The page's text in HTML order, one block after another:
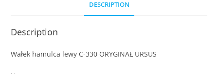
DESCRIPTION
Description
Wałek hamulca lewy C-330 ORYGINAŁ URSUS